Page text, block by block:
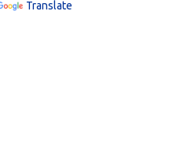
Translate